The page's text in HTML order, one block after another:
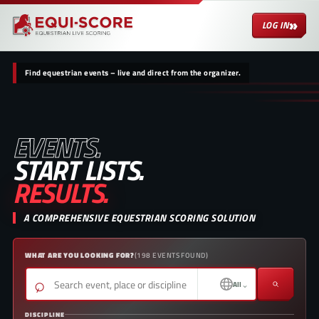
LOG IN»
Find equestrian events – live and direct from the organizer.
EVENTS.
START LISTS.
RESULTS.
A COMPREHENSIVE EQUESTRIAN SCORING SOLUTION
WHAT ARE YOU LOOKING FOR?(198 EVENTS FOUND)
⌕ All ⌄
DISCIPLINE